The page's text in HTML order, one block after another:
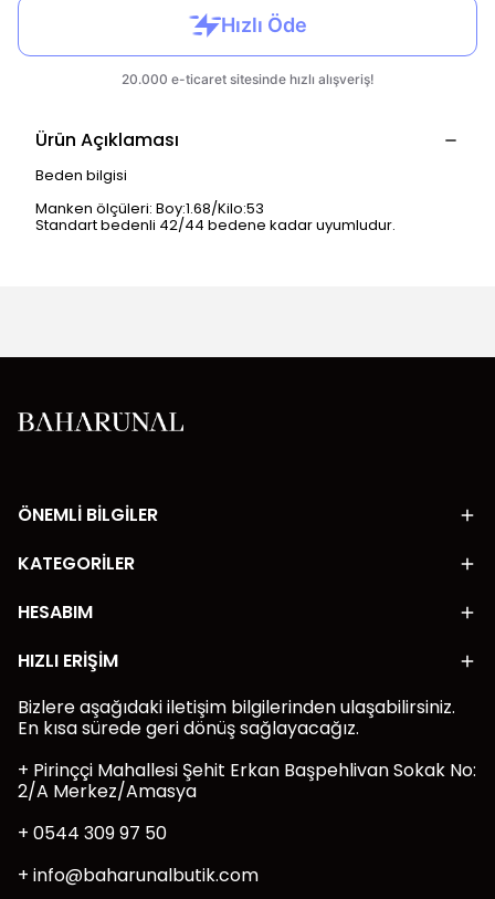
Ürün Açıklaması
Beden bilgisi
Manken ölçüleri: Boy:1.68/Kilo:53
Standart bedenli 42/44 bedene kadar uyumludur.
ÖNEMLİ BİLGİLER
KATEGORİLER
HESABIM
HIZLI ERİŞİM
Bizlere aşağıdaki iletişim bilgilerinden ulaşabilirsiniz.
En kısa sürede geri dönüş sağlayacağız.
+ Pirinççi Mahallesi Şehit Erkan Başpehlivan Sokak No:
2/A Merkez/Amasya
+ 0544 309 97 50
+ info@baharunalbutik.com